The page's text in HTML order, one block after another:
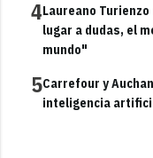
4Laureano
lugar a dudas, el
mundo"
5Carrefour y
inteligencia